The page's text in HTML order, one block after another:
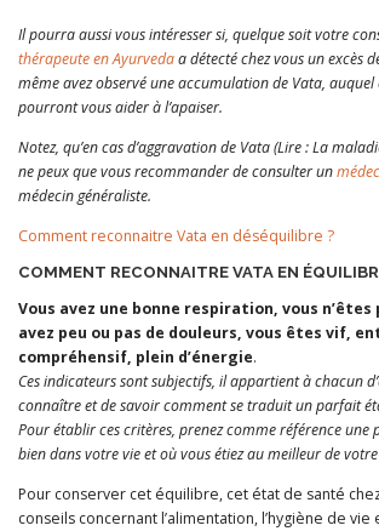
Il pourra aussi vous intéresser si, quelque soit votre
thérapeute en Ayurvedaa détecté chez vous un excès
même avez observé une accumulation de Vata, auquel
pourront vous aider à l’apaiser.
Notez, qu’en cas d’aggravation de Vata (Lire : La
ne peux que vous recommander de consulter un
médecin généraliste.
Comment reconnaitre Vata en déséquilibre ?
COMMENT RECONNAITRE VATA EN
Vous avez une bonne respiration, vous n’êtes
avez peu ou pas de douleurs, vous êtes vif,
compréhensif, plein d’énergie.
Ces indicateurs sont subjectifs, il appartient à chacun
connaître et de savoir comment se traduit un parfait
Pour établir ces critères, prenez comme référence
bien dans votre vie et où vous étiez au meilleur de
Pour conserver cet équilibre, cet état de santé
conseils concernant l’alimentation, l’hygiène de vie